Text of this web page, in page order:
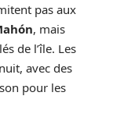
pas aux
, mais
de l’île. Les
avec des
pour les